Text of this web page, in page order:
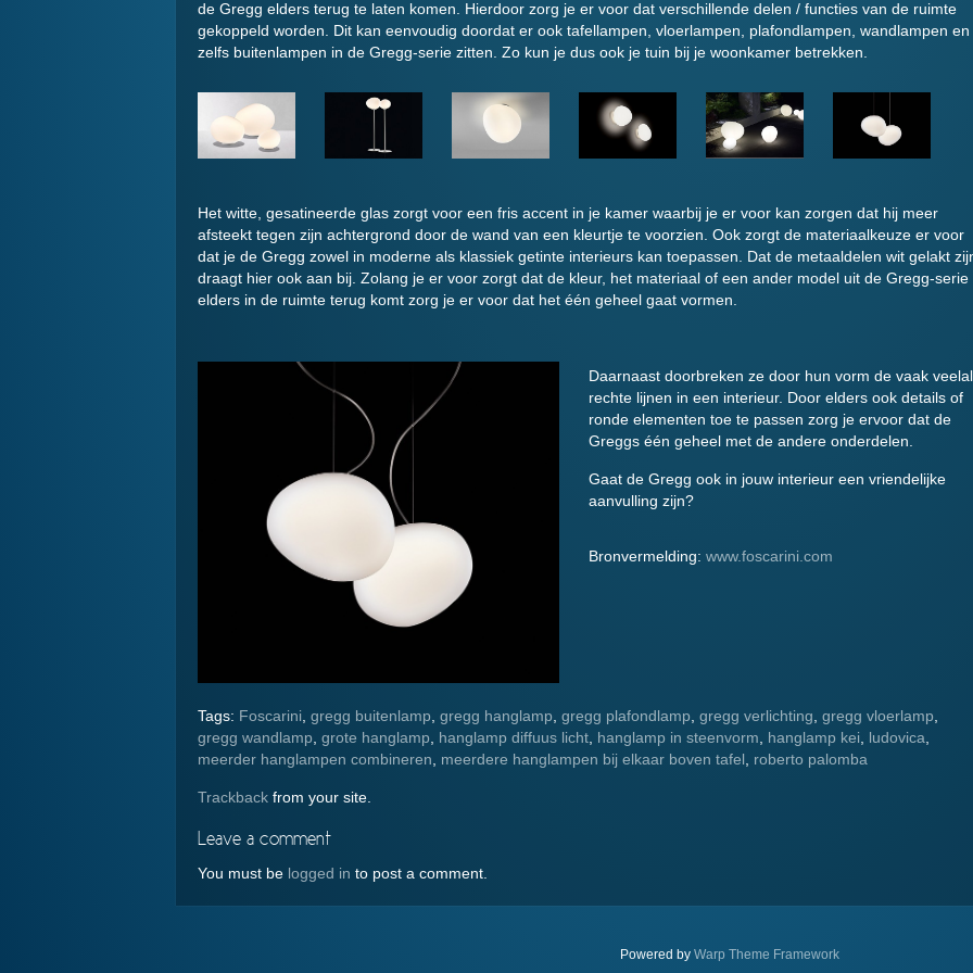
de Gregg elders terug te laten komen. Hierdoor zorg je er voor dat verschillende delen / functies van de ruimte
gekoppeld worden. Dit kan eenvoudig doordat er ook tafellampen, vloerlampen, plafondlampen, wandlampen en
zelfs buitenlampen in de Gregg-serie zitten. Zo kun je dus ook je tuin bij je woonkamer betrekken.
Het witte, gesatineerde glas zorgt voor een fris accent in je kamer waarbij je er voor kan zorgen dat hij meer
afsteekt tegen zijn achtergrond door de wand van een kleurtje te voorzien. Ook zorgt de materiaalkeuze er voor
dat je de Gregg zowel in moderne als klassiek getinte interieurs kan toepassen. Dat de metaaldelen wit gelakt
draagt hier ook aan bij. Zolang je er voor zorgt dat de kleur, het materiaal of een ander model uit de Gregg-serie
elders in de ruimte terug komt zorg je er voor dat het één geheel gaat vormen.
Daarnaast doorbreken ze door hun vorm de vaak veelal
rechte lijnen in een interieur. Door elders ook details of
ronde elementen toe te passen zorg je ervoor dat de
Greggs één geheel met de andere onderdelen.
Gaat de Gregg ook in jouw interieur een vriendelijke
aanvulling zijn?
Bronvermelding: www.foscarini.com
Tags: Foscarini gregg buitenlamp gregg hanglamp gregg plafondlamp gregg verlichting gregg vloerlamp
gregg wandlamp grote hanglamp hanglamp diffuus licht hanglamp in steenvorm hanglamp kei ludovica
meerder hanglampen combineren
meerdere hanglampen bij elkaar boven tafel roberto palomba
Trackback from your site.
Leave a comment
You must be logged in to post a comment.
Powered by Warp Theme Framework